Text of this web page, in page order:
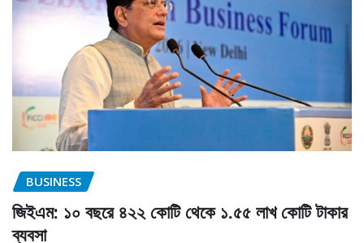
BUSINESS
জিইএম: ১০ বছরে ৪২২ কোটি থেকে ১.৫৫ লাখ কোটি টাকার
ব্যবসা